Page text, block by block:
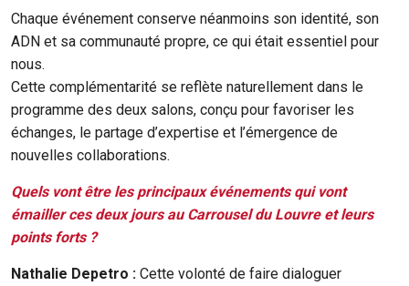
Chaque événement conserve néanmoins son identité, son
ADN et sa communauté propre, ce qui était essentiel pour
nous.
Cette complémentarité se reflète naturellement dans le
programme des deux salons, conçu pour favoriser les
échanges, le partage d’expertise et l’émergence de
nouvelles collaborations.
Quels vont être les principaux événements qui vont
émailler ces deux jours au Carrousel du Louvre et leurs
points forts ?
Nathalie Depetro : Cette volonté de faire dialoguer